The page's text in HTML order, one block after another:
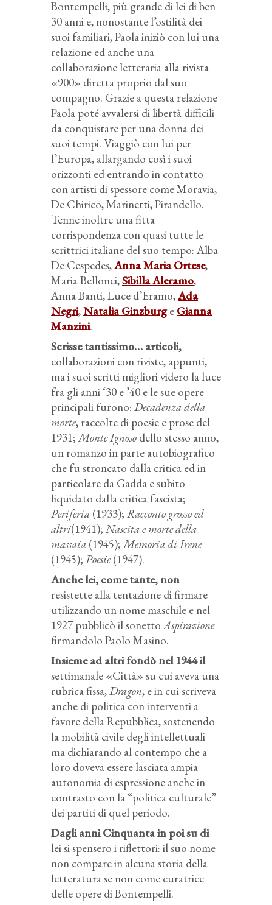
Bontempelli, più grande di lei di ben
30 anni e, nonostante l’ostilità dei
suoi familiari, Paola iniziò con lui una
relazione ed anche una
collaborazione letteraria alla rivista
«900» diretta proprio dal suo
compagno. Grazie a questa relazione
Paola poté avvalersi di libertà difficili
da conquistare per una donna dei
suoi tempi. Viaggiò con lui per
l’Europa, allargando così i suoi
orizzonti ed entrando in contatto
con artisti di spessore come Moravia,
De Chirico, Marinetti, Pirandello.
Tenne inoltre una fitta
corrispondenza con quasi tutte le
scrittrici italiane del suo tempo: Alba
De Cespedes,Anna Maria Ortese,
Maria Bellonci,Sibilla Aleramo,
Anna Banti, Luce d’Eramo,Ada
Negri,Natalia Ginzburge Gianna
Manzini.
Scrisse tantissimo… articoli,
collaborazioni con riviste, appunti,
ma i suoi scritti migliori videro la luce
fra gli anni ‘30 e ’40 e le sue opere
principali furono: Decadenza della
morte, raccolte di poesie e prose del
1931;Monte Ignoso dello stesso anno,
un romanzo in parte autobiografico
che fu stroncato dalla critica ed in
particolare da Gadda e subito
liquidato dalla critica fascista;
Periferia (1933); Racconto grosso ed
altri(1941); Nascita e morte della
massaia (1945);Memoria di Irene
(1945); Poesie(1947).
Anche lei, come tante, non
resistette alla tentazione di firmare
utilizzando un nome maschile e nel
1927 pubblicò il sonettoAspirazione
firmandolo Paolo Masino.
Insieme ad altri fondò nel 1944 il
settimanale «Città» su cui aveva una
rubrica fissa,Dragon, e in cui scriveva
anche di politica con interventi a
favore della Repubblica, sostenendo
la mobilità civile degli intellettuali
ma dichiarando al contempo che a
loro doveva essere lasciata ampia
autonomia di espressione anche in
contrasto con la “politica culturale”
dei partiti di quel periodo.
Dagli anni Cinquanta in poi su di
lei si spensero i riflettori: il suo nome
non compare in alcuna storia della
letteratura se non come curatrice
delle opere di Bontempelli.